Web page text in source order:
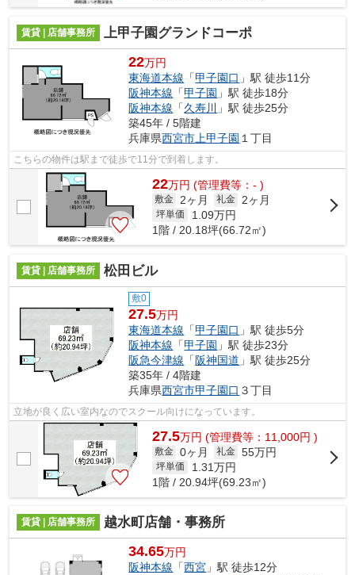
賃貸 | 店舗事務所 上甲子園グランドコーポ
22万円
東海道本線 「甲子園口 」駅 徒歩11分
阪神本線 「甲子園 」駅 徒歩18分
阪神本線 「久寿川
」駅 徒歩25分
築45年 / 5階建
兵庫県西宮市 上甲子園 １丁目
こちらの物件は駅まで徒歩で11分で到着します。
22万円 (管理費等：- )
敷金 2ヶ月 礼金 2ヶ月
坪単価 1.09万円
1階 / 20.18坪(66.72㎡)
賃貸 | 店舗事務所 松田ビル
敷0
27.5万円
東海道本線 「甲子園口 」駅 徒歩5分
阪神本線 「甲子園 」駅 徒歩23分
阪急今津線 「阪神国道 」駅 徒歩25分
築35年 / 4階建
兵庫県西宮市甲子園口 ３丁目
立地が良く広い室内なのでスクール向けになっています。
27.5万円 (管理費等：11,000円 )
敷金 0ヶ月 礼金 55万円
坪単価 1.31万円
1階 / 20.94坪(69.23㎡)
賃貸 | 店舗事務所 越水町店舗・事務所
34.65万円
阪神本線 「西宮 」駅 徒歩12分